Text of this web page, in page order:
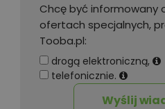
Chcę być informowany
ofertach specjalnych,
Tooba.pl:
drogą elektroniczną,
telefonicznie.
Wyślij